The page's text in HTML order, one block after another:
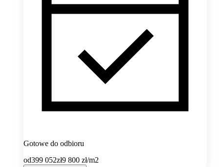
Gotowe do odbioru
od399 052zł9 800 zł/m2